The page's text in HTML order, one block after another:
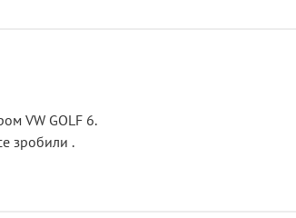
VW GOLF 6.
зробили .